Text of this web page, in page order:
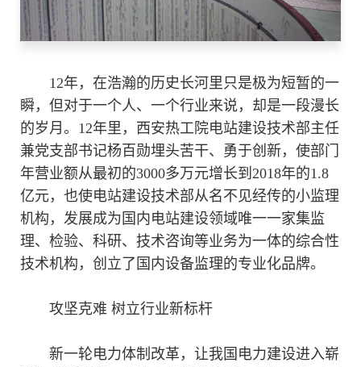
12年，在浩瀚的历史长河里只是极为短暂的一
瞬，但对于一个人、一个行业来说，却是一段漫长
的岁月。12年里，西安热工院电站建设技术部主任
兼党支部书记杨百勋埋头苦干、勇于创新，使部门
年营业额从最初的3000多万元增长到2018年的1.8
亿元，也使电站建设技术部从名不见经传的小监理
机构，发展成为国内电站建设领域唯一一家集监
理、检验、科研、技术咨询等业务为一体的综合性
技术机构，创立了国内设备监理的专业化品牌。
攻坚克难 树立行业新标杆
新一轮电力体制改革，让我国电力建设进入崭